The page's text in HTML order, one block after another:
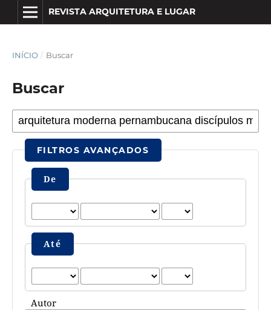
REVISTA ARQUITETURA E LUGAR
INÍCIO / Buscar
Buscar
FILTROS AVANÇADOS
De
Até
Autor